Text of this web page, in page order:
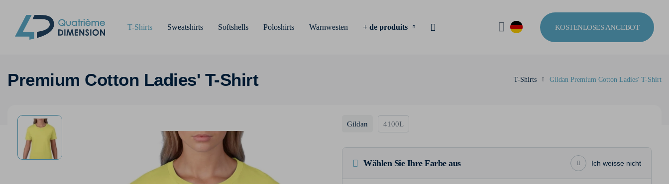
T-Shirts Sweatshirts Softshells Poloshirts Warnwesten + de produits KOSTENLOSES ANGEBOT
Premium Cotton Ladies' T-Shirt T-Shirts Gildan Premium Cotton Ladies' T-Shirt
Gildan 4100L
Wählen Sie Ihre Farbe aus Ich weisse nicht